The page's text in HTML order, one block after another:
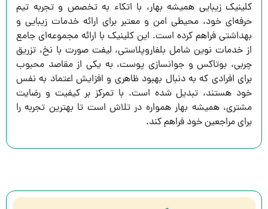
کلینیک زیبایی همیشه بهار، با اتکاء به تخصص و تجربه تیم
حرفه‌ای خود، محیطی امن و معتبر برای ارائه خدمات زیبایی و
بهداشتی فراهم کرده است. این کلینیک با ارائه مجموعه‌ای جامع
از خدمات نوین شامل بلفاروپلاستی، لیفت صورت با نخ، تزریق
چربی، بوتاکس و جوانسازی پوست، به یکی از مقاصد محبوب
برای افرادی که به دنبال بهبود ظاهری و افزایش اعتماد به نفس
خود هستند، تبدیل شده است. با تمرکز بر کیفیت و رضایت
مشتری، همیشه بهار همواره در تلاش است تا بهترین تجربه را
برای مراجعین خود فراهم کند.